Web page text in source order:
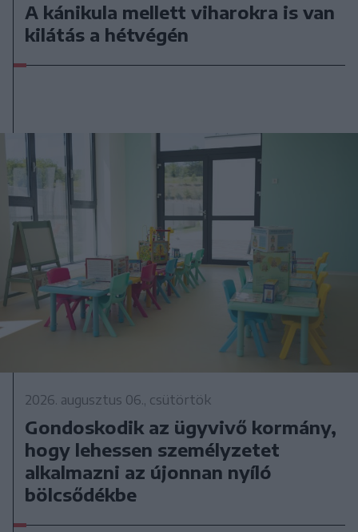
A kánikula mellett viharokra is van
kilátás a hétvégén
2026. augusztus 06., csütörtök
Gondoskodik az ügyvivő kormány,
hogy lehessen személyzetet
alkalmazni az újonnan nyíló
bölcsődékbe